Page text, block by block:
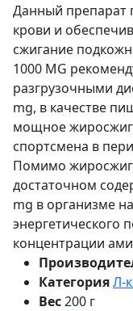
Данный препарат
крови и
сжигание
1000 MG
разгрузочными
mg, в качестве
мощное
спортсмена в
Помимо
достаточном
mg в организме
энергетического
концентрации
КатегорияЛ-
Вес200 г